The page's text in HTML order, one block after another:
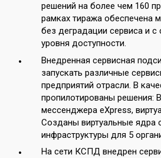
решений на более чем 160
рамках тиража обеспечена
без деградации сервиса и с
уровня доступности.
Внедренная сервисная
запускать различные
предприятий отрасли. В
пропилотированы решения:
мессенджера eXpress,
Созданы виртуальные ядра
инфраструктуры для 5
На сети КСПД внедрен